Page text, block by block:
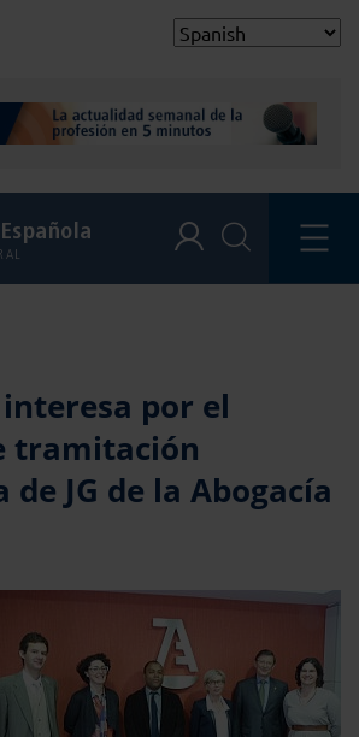
por el
tramitación
JG de la Abogacía